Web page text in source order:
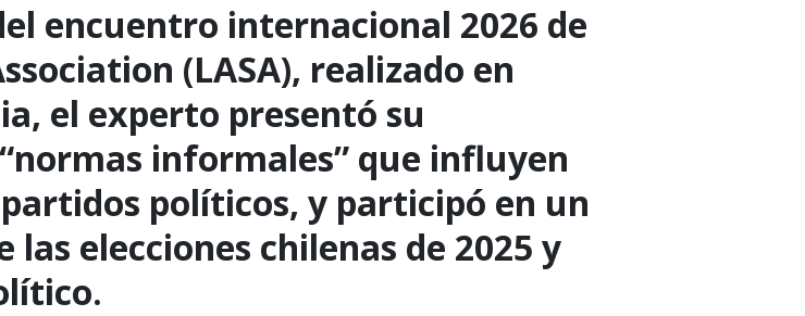
encuentro internacional 2026 de
(LASA), realizado en
el experto presentó su
informales” que influyen
políticos, y participó en un
elecciones chilenas de 2025 y